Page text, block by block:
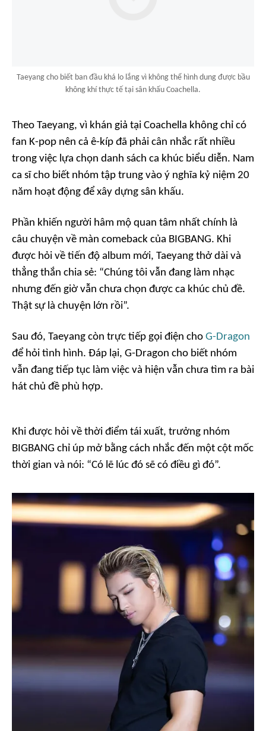
Taeyang cho biết ban đầu khá lo lắng vì không thể hình dung được bầu
không khí thực tế tại sân khấu Coachella.
Theo Taeyang, vì khán giả tại Coachella không chỉ có
fan K-pop nên cả ê-kíp đã phải cân nhắc rất nhiều
trong việc lựa chọn danh sách ca khúc biểu diễn. Nam
ca sĩ cho biết nhóm tập trung vào ý nghĩa kỷ niệm 20
năm hoạt động để xây dựng sân khấu.
Phần khiến người hâm mộ quan tâm nhất chính là
câu chuyện về màn comeback của BIGBANG. Khi
được hỏi về tiến độ album mới, Taeyang thở dài và
thẳng thắn chia sẻ: “Chúng tôi vẫn đang làm nhạc
nhưng đến giờ vẫn chưa chọn được ca khúc chủ đề.
Thật sự là chuyện lớn rồi”.
Sau đó, Taeyang còn trực tiếp gọi điện cho G-Dragon
để hỏi tình hình. Đáp lại, G-Dragon cho biết nhóm
vẫn đang tiếp tục làm việc và hiện vẫn chưa tìm ra bài
hát chủ đề phù hợp.
Khi được hỏi về thời điểm tái xuất, trưởng nhóm
BIGBANG chỉ úp mở bằng cách nhắc đến một cột mốc
thời gian và nói: “Có lẽ lúc đó sẽ có điều gì đó”.